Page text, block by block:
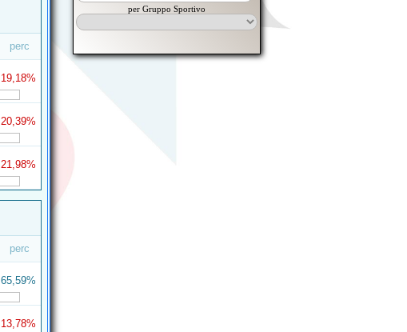
perc
19,18%
20,39%
21,98%
perc
65,59%
13,78%
per Gruppo Sportivo